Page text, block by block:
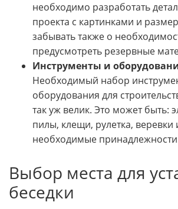
необходимо разработать
проекта с картинками и
забывать также о
предусмотреть резервные
Инструменты и
Необходимый набор
оборудования для
так уж велик. Это может быть:
пилы, клещи, рулетка, веревки
необходимые
Выбор места для
беседки